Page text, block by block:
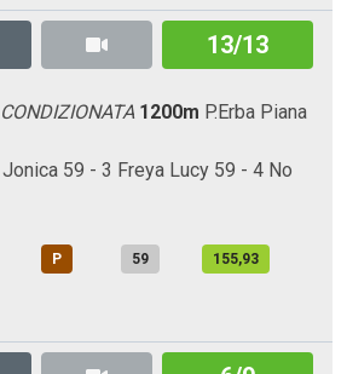
13/13
CONDIZIONATA 1200m P.Erba Piana
59 - 3 Freya Lucy 59 - 4 No
P 59 155,93